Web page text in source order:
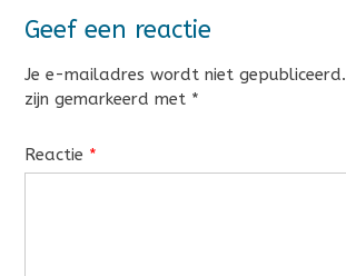
Geef een reactie
Je e-mailadres wordt niet gepubliceerd.
zijn gemarkeerd met *
Reactie *